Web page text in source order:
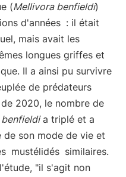
(Mellivora benfieldi)
d'années : il était
mais avait les
longues griffes et
Il a ainsi pu survivre
de prédateurs
2020, le nombre de
a triplé et a
de son mode de vie et
mustélidés similaires.
"il s'agit non